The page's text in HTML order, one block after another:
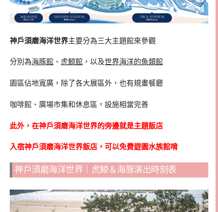
神戶須磨海洋世界主要分為三大主題館來參觀
分別為海豚館 、 虎鯨館 ，以及世界海洋的魚類館
園區佔地寬廣，除了各大展區外，也有規畫餐廳
咖啡館、廣場市集和休息區，設施相當完善
此外，在神戶須磨海洋世界的旁邊就是主題飯店
入宿神戶須磨海洋世界飯店，可以免費遊園水族館唷
神戶須磨海洋世界｜虎鯨＆海豚演出時刻表